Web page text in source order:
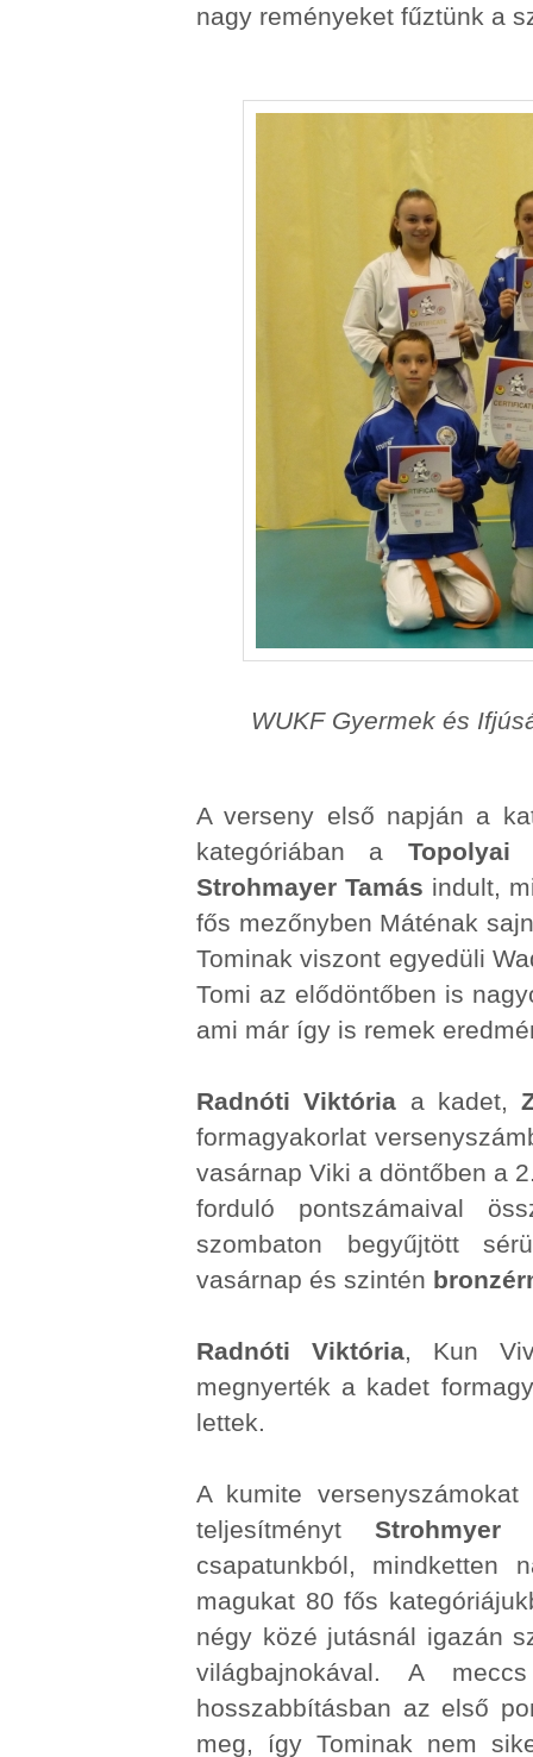
nagy reményeket fűztünk a
WUKF Gyermek és
A verseny első napján a
kategóriában a Topolyai
Strohmayer Tamás indult,
fős mezőnyben Máténak
Tominak viszont egyedüli
Tomi az elődöntőben is
ami már így is remek
Radnóti Viktória a kadet,
formagyakorlat
vasárnap Viki a döntőben a
forduló pontszámaival
szombaton begyűjtött
vasárnap és szintén
Radnóti Viktória, Kun
megnyerték a kadet
lettek.
A kumite
teljesítményt Strohmyer
csapatunkból, mindketten
magukat 80 fős
négy közé jutásnál igazán
világbajnokával. A
hosszabbításban az első
meg, így Tominak nem